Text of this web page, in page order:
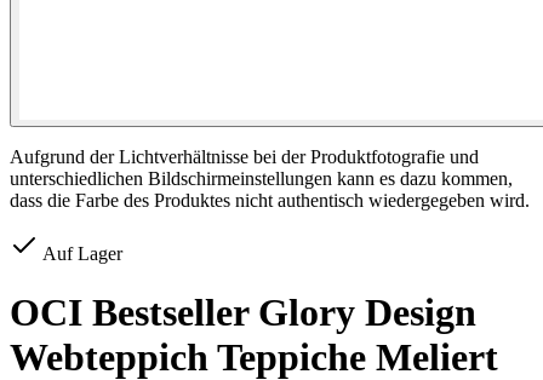
Aufgrund der Lichtverhältnisse bei der Produktfotografie und
unterschiedlichen Bildschirmeinstellungen kann es dazu kommen,
dass die Farbe des Produktes nicht authentisch wiedergegeben wird.
Auf Lager
OCI Bestseller Glory Design
Webteppich Teppiche Meliert